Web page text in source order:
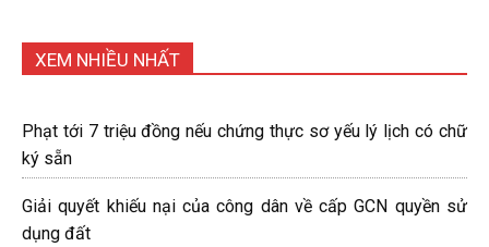
XEM NHIỀU NHẤT
Phạt tới 7 triệu đồng nếu chứng thực sơ yếu lý lịch có chữ
ký sẵn
Giải quyết khiếu nại của công dân về cấp GCN quyền sử
dụng đất